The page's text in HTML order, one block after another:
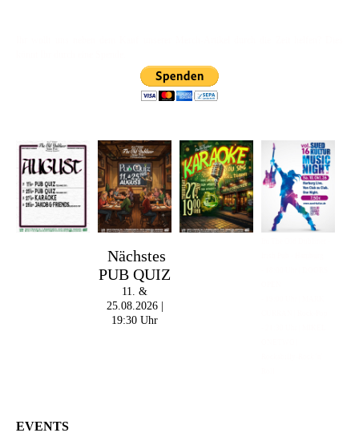
Nächstes
PUB QUIZ
11. &
25.08.2026 |
19:30 Uhr
EVENTS